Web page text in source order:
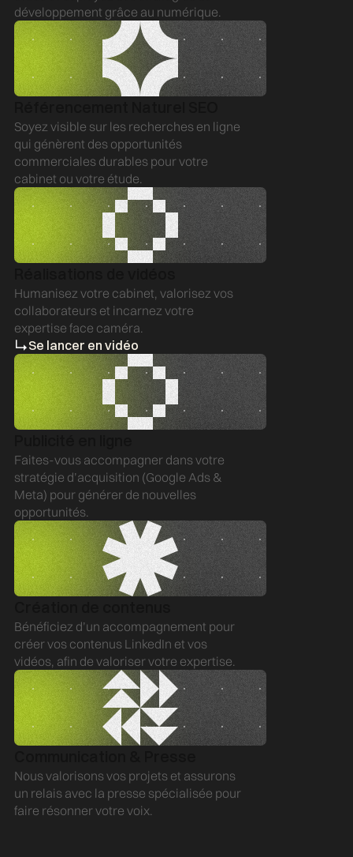
e
développement grâce au numérique.
e
Soyez visible sur les recherches en ligne
qui génèrent des opportunités
commerciales durables pour votre
cabinet ou votre étude.
e
Humanisez votre cabinet, valorisez vos
collaborateurs et incarnez votre
expertise face caméra.
Se lancer en vidéo
e
Faites-vous accompagner dans votre
stratégie d’acquisition (Google Ads &
Meta) pour générer de nouvelles
opportunités.
e
Bénéficiez d’un accompagnement pour
créer vos contenus LinkedIn et vos
vidéos, afin de valoriser votre expertise.
Nous valorisons vos projets et assurons
un relais avec la presse spécialisée pour
faire résonner votre voix.